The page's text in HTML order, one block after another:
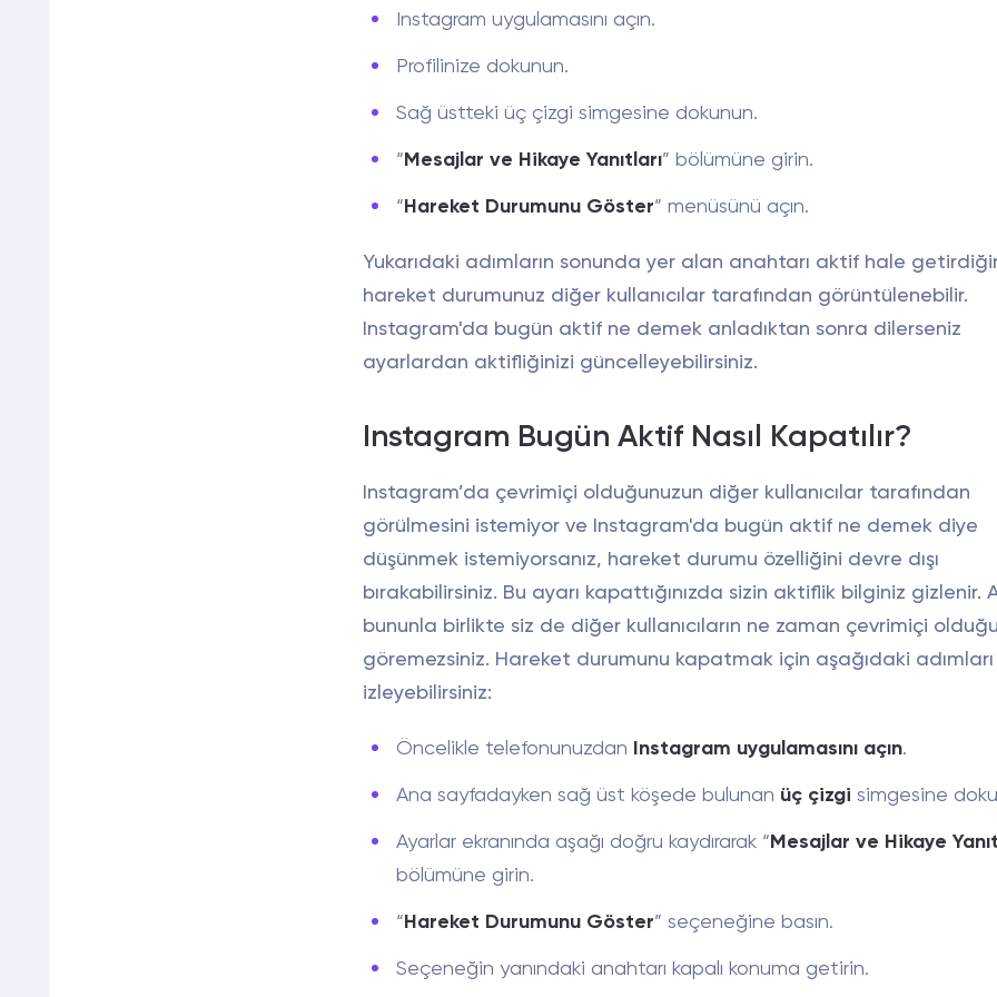
Instagram uygulamasını açın.
Profilinize dokunun.
Sağ üstteki üç çizgi simgesine dokunun.
“Mesajlar ve Hikaye Yanıtları” bölümüne girin.
“Hareket Durumunu Göster” menüsünü açın.
Yukarıdaki adımların sonunda yer alan anahtarı aktif hale
hareket durumunuz diğer kullanıcılar tarafından görüntülenebilir.
Instagram'da bugün aktif ne demek anladıktan sonra dilerseniz
ayarlardan aktifliğinizi güncelleyebilirsiniz.
Instagram Bugün Aktif Nasıl Kapatılır?
Instagram’da çevrimiçi olduğunuzun diğer kullanıcılar tarafından
görülmesini istemiyor ve Instagram'da bugün aktif ne demek diye
düşünmek istemiyorsanız, hareket durumu özelliğini devre dışı
bırakabilirsiniz. Bu ayarı kapattığınızda sizin aktiflik bilginiz gizlenir.
bununla birlikte siz de diğer kullanıcıların ne zaman çevrimiçi
göremezsiniz. Hareket durumunu kapatmak için aşağıdaki adımları
izleyebilirsiniz:
Öncelikle telefonunuzdan Instagram uygulamasını açın.
Ana sayfadayken sağ üst köşede bulunan üç çizgi simgesine
Ayarlar ekranında aşağı doğru kaydırarak “Mesajlar ve Hikaye
bölümüne girin.
“Hareket Durumunu Göster” seçeneğine basın.
Seçeneğin yanındaki anahtarı kapalı konuma getirin.